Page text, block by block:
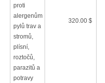
proti
alergenům
pylů trav a
stromů,
plísní,
roztočů,
parazitů a
potravy
320.00 $